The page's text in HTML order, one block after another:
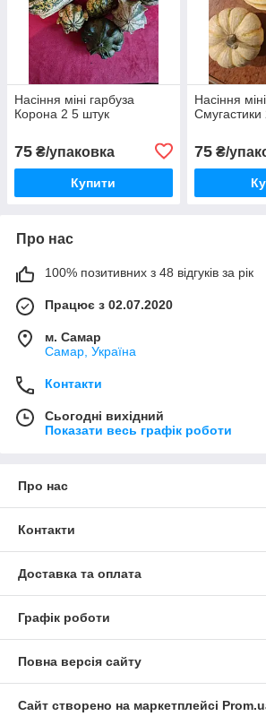
Насіння міні гарбуза
Корона 2 5 штук
75 ₴/упаковка
Купити
Насіння
Смугастики
75₴/
Про нас
100% позитивних з 48 відгуків за рік
Працює з 02.07.2020
м. Самар
Самар, Україна
Контакти
Сьогодні вихідний
Показати весь графік роботи
Про нас
Контакти
Доставка та оплата
Графік роботи
Повна версія сайту
Сайт створено на маркетплейсі